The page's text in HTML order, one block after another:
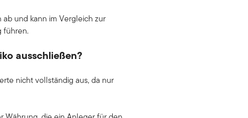
und kann im Vergleich zur
führen.
ausschließen?
nicht vollständig aus, da nur